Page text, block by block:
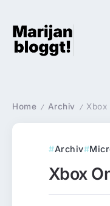
Home / Archiv / Xbox
Archiv
Xbox